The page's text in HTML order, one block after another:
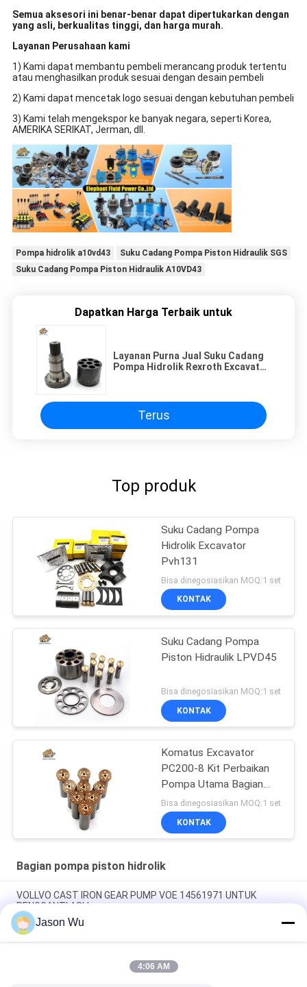
Semua aksesori ini benar-benar dapat dipertukarkan dengan
yang asli, berkualitas tinggi, dan harga murah.
Layanan Perusahaan kami
1) Kami dapat membantu pembeli merancang produk tertentu
atau menghasilkan produk sesuai dengan desain pembeli
2) Kami dapat mencetak logo sesuai dengan kebutuhan pembeli
3) Kami telah mengekspor ke banyak negara, seperti Korea,
AMERIKA SERIKAT, Jerman, dll.
Pompa hidrolik a10vd43
Suku Cadang Pompa Piston Hidraulik SGS
Suku Cadang Pompa Piston Hidraulik A10VD43
Dapatkan Harga Terbaik untuk
Layanan Purna Jual Suku Cadang
Pompa Hidrolik Rexroth Excavator
Terus
Top produk
Suku Cadang Pompa
Hidrolik Excavator
Pvh131
Bisa dinegosiasikan MOQ:1 set
KONTAK
Suku Cadang Pompa
Piston Hidraulik LPVD45
Bisa dinegosiasikan MOQ:1 set
KONTAK
Komatus Excavator
PC200-8 Kit Perbaikan
Pompa Utama Bagian
Pompa Hidraulik Pompa
Piston Layanan
Perbaikan Pemeliharaan
Bisa dinegosiasikan MOQ:1 set
KONTAK
Bagian pompa piston hidrolik
VOLLVO CAST IRON GEAR PUMP VOE 14561971 UNTUK
PENGGANTI ASLI
VOLLVO CAST IRON GEAR PUMP VOE 14537295 UNTUK
PENGGANTI ASLI
VOLLVO CAST IRON GEAR PUMP VOE 14782798 UNTUK
Jason Wu
4:06 AM